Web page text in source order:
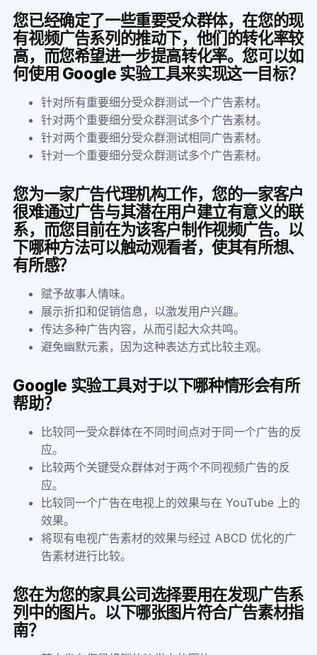
您已经确定了一些重要受众群体，在您的现
有视频广告系列的推动下，他们的转化率较
高，而您希望进一步提高转化率。您可以如
何使用 Google 实验工具来实现这一目标？
针对所有重要细分受众群测试一个广告素材。
针对两个重要细分受众群测试多个广告素材。
针对两个重要细分受众群测试相同广告素材。
针对一个重要细分受众群测试多个广告素材。
您为一家广告代理机构工作，您的一家客户
很难通过广告与其潜在用户建立有意义的联
系，而您目前在为该客户制作视频广告。以
下哪种方法可以触动观看者，使其有所想、
有所感？
赋予故事人情味。
展示折扣和促销信息，以激发用户兴趣。
传达多种广告内容，从而引起大众共鸣。
避免幽默元素，因为这种表达方式比较主观。
Google 实验工具对于以下哪种情形会有所
帮助？
比较同一受众群体在不同时间点对于同一个广告的反
应。
比较两个关键受众群体对于两个不同视频广告的反
应。
比较同一个广告在电视上的效果与在 YouTube 上的
效果。
将现有电视广告素材的效果与经过 ABCD 优化的广
告素材进行比较。
您在为您的家具公司选择要用在发现广告系
列中的图片。以下哪张图片符合广告素材指
南？